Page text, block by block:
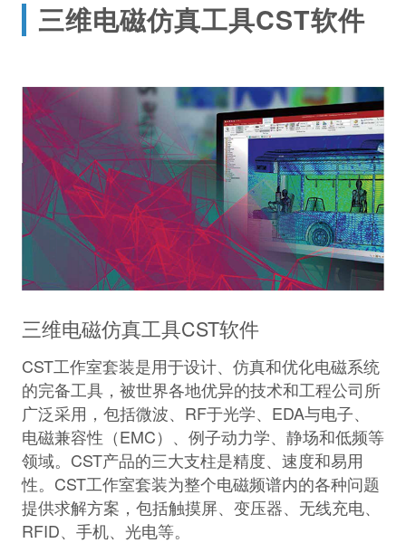
三维电磁仿真工具CST软件
三维电磁仿真工具CST软件
CST工作室套装是用于设计、仿真和优化电磁系统
的完备工具，被世界各地优异的技术和工程公司所
广泛采用，包括微波、RF于光学、EDA与电子、
电磁兼容性（EMC）、例子动力学、静场和低频等
领域。CST产品的三大支柱是精度、速度和易用
性。CST工作室套装为整个电磁频谱内的各种问题
提供求解方案，包括触摸屏、变压器、无线充电、
RFID、手机、光电等。